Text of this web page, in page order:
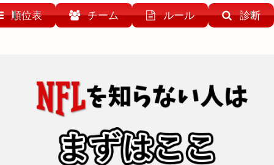
順位表 チーム ルール 診断